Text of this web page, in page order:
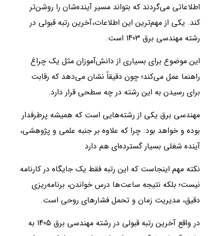
اطلاعاتی می‌گردند که بتواند مسیر آینده‌شان را روشن‌تر
کند. یکی از مهم‌ترین این اطلاعات،آخرین رتبه قبولی در
رشته مهندسی برق 1403 است.
این موضوع برای بسیاری از دانش‌آموزان مثل یک چراغ
راهنما عمل می‌کند؛ چون دقیقاً نشان می‌دهد که رقابت
برای رسیدن به این رشته در چه سطحی قرار دارد.
مهندسی برق یکی از رشته‌هایی است که همیشه پرطرفدار
بوده و خواهد بود. چرا که علاوه بر جنبه علمی و پژوهشی،
آینده شغلی بسیار گسترده‌ای هم دارد
نکته مهم اینجاست که این رتبه فقط یک جایگاه در کارنامه
نیست؛ بلکه نتیجه ساعت‌ها درس خواندن، برنامه‌ریزی
دقیق، مدیریت زمان و تحمل فشارهای روحی است.
در واقع آخرین رتبه قبولی در رشته مهندسی برق 1405 به